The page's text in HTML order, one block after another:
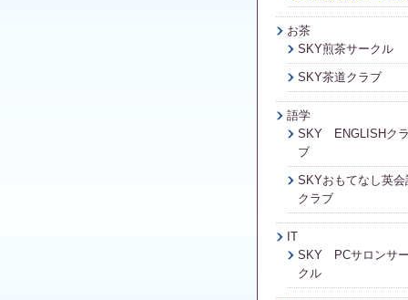
お茶
SKY煎茶サークル
SKY茶道クラブ
語学
SKY ENGLISHクラ
ブ
SKYおもてなし英会
クラブ
IT
SKY PCサロンサー
クル